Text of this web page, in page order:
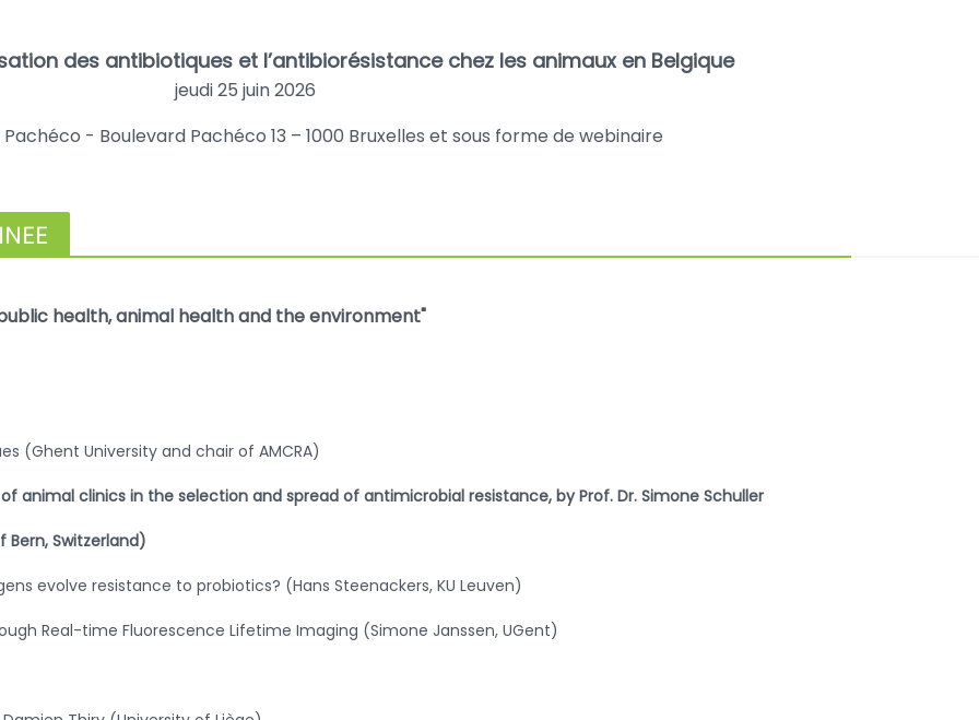
des antibiotiques et l’antibiorésistance chez les animaux en Belgique
jeudi 25 juin 2026
- Boulevard Pachéco 13 – 1000 Bruxelles et sous forme de webinaire
health, animal health and the environment"
University and chair of AMCRA)
animal clinics in the selection and spread of antimicrobial resistance, by Prof. Dr. Simone Schuller
Switzerland)
evolve resistance to probiotics? (Hans Steenackers, KU Leuven)
Real-time Fluorescence Lifetime Imaging (Simone Janssen, UGent)